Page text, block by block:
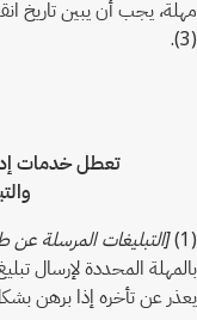
(3).
تعطل خدمات
(1)
[التبليغات المرسلة عن
بالمهلة المحددة لإرسال
يعذر عن تأخره إذا برهن